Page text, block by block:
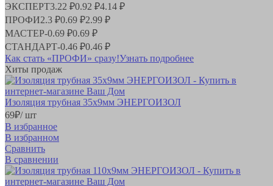
ЭКСПЕРТ3.22 ₽0.92 ₽4.14 ₽
ПРОФИ2.3 ₽0.69 ₽2.99 ₽
МАСТЕР-0.69 ₽0.69 ₽
СТАНДАРТ-0.46 ₽0.46 ₽
Как стать «ПРОФИ» сразу!Узнать подробнее
Хиты продаж
Изоляция трубная 35х9мм ЭНЕРГОИЗОЛ
69₽/ шт
В избранное
В избранном
Сравнить
В сравнении